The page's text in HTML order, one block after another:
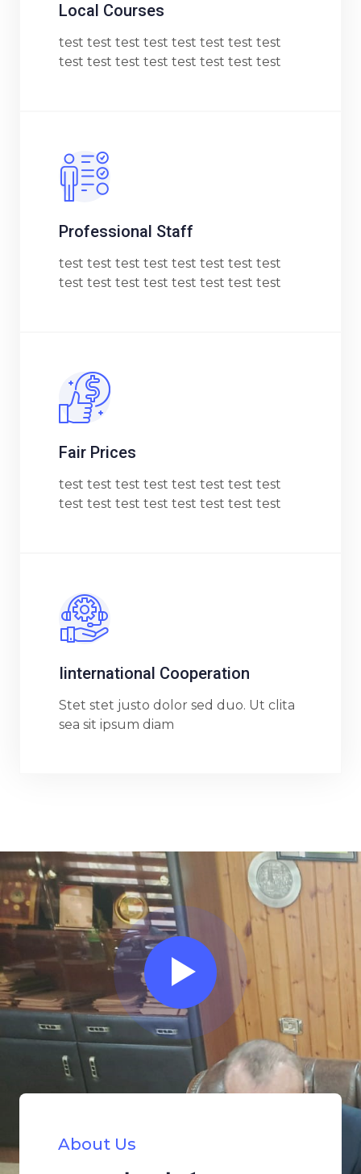
Local Courses
test test test test test test test test
test test test test test test test test
Professional Staff
test test test test test test test test
test test test test test test test test
Fair Prices
test test test test test test test test
test test test test test test test test
Iinternational Cooperation
Stet stet justo dolor sed duo. Ut clita
sea sit ipsum diam
About Us